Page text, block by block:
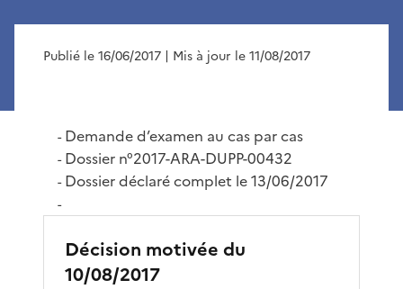
Publié le 16/06/2017 | Mis à jour le 11/08/2017
-Demande d’examen au cas par cas
-Dossier n°2017-ARA-DUPP-00432
-Dossier déclaré complet le 13/06/2017
-
Décision motivée du
10/08/2017